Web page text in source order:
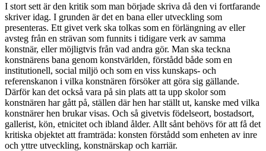
I stort sett är den kritik som man började skriva då den vi fortfarande
skriver idag. I grunden är det en bana eller utveckling som
presenteras. Ett givet verk ska tolkas som en förlängning av eller
avsteg från en strävan som funnits i tidigare verk av samma
konstnär, eller möjligtvis från vad andra gör. Man ska teckna
konstnärens bana genom konstvärlden, förstådd både som en
institutionell, social miljö och som en viss kunskaps- och
referenskanon i vilka konstnären försöker att göra sig gällande.
Därför kan det också vara på sin plats att ta upp skolor som
konstnären har gått på, ställen där hen har ställt ut, kanske med vilka
konstnärer hen brukar visas. Och så givetvis födelseort, bostadsort,
gallerist, kön, etnicitet och ibland ålder. Allt sånt behövs för att få det
kritiska objektet att framträda: konsten förstådd som enheten av inre
och yttre utveckling, konstnärskap och karriär.